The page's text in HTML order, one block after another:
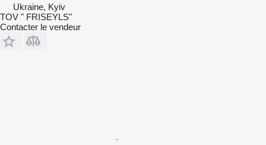
Ukraine, Kyiv
TOV " FRISEYLS"
Contacter le vendeur